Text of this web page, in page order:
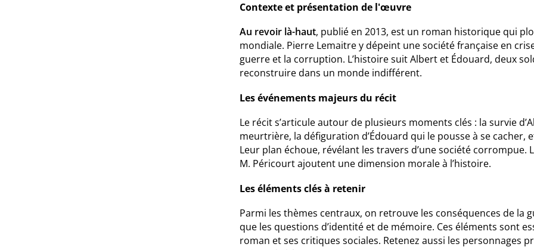
Contexte et présentation de l'œuvre
Au revoir là-haut, publié en 2013, est un roman historique qui
mondiale. Pierre Lemaitre y dépeint une société française en
guerre et la corruption. L’histoire suit Albert et Édouard, deux
reconstruire dans un monde indifférent.
Les événements majeurs du récit
Le récit s’articule autour de plusieurs moments clés : la survie
meurtrière, la défiguration d’Édouard qui le pousse à se
Leur plan échoue, révélant les travers d’une société
M. Péricourt ajoutent une dimension morale à l’histoire.
Les éléments clés à retenir
Parmi les thèmes centraux, on retrouve les conséquences de la
que les questions d’identité et de mémoire. Ces éléments sont
roman et ses critiques sociales. Retenez aussi les personnages